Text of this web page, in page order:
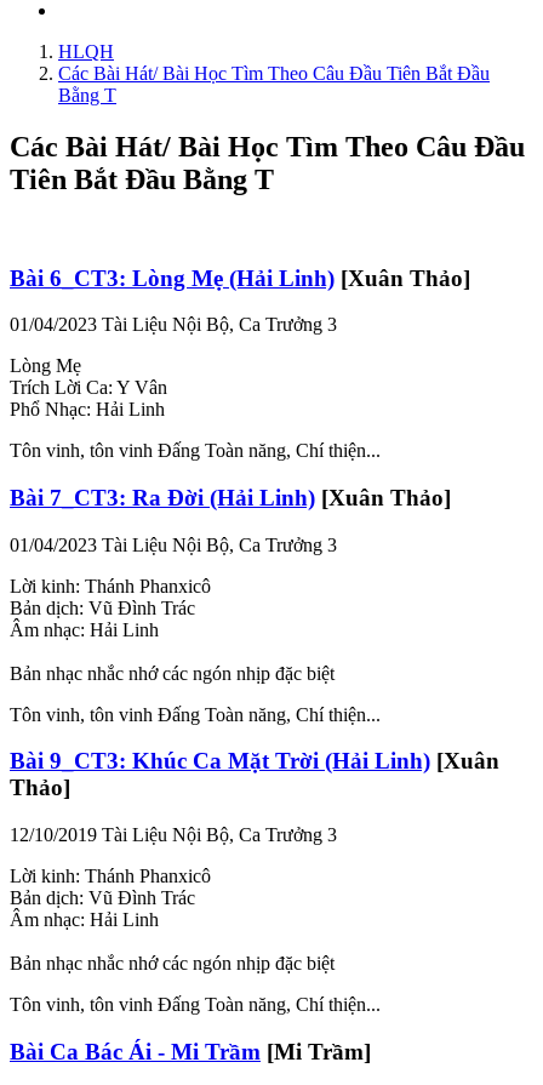
HLQH
Các Bài Hát/ Bài Học Tìm Theo Câu Đầu Tiên Bắt Đầu
Bằng T
Các Bài Hát/ Bài Học Tìm Theo Câu Đầu
Tiên Bắt Đầu Bằng T
Bài 6_CT3: Lòng Mẹ (Hải Linh) [Xuân Thảo]
01/04/2023 Tài Liệu Nội Bộ, Ca Trưởng 3
Lòng Mẹ
Trích Lời Ca: Y Vân
Phổ Nhạc: Hải Linh
Tôn vinh, tôn vinh Đấng Toàn năng, Chí thiện...
Bài 7_CT3: Ra Đời (Hải Linh) [Xuân Thảo]
01/04/2023 Tài Liệu Nội Bộ, Ca Trưởng 3
Lời kinh: Thánh Phanxicô
Bản dịch: Vũ Đình Trác
Âm nhạc: Hải Linh
Bản nhạc nhắc nhớ các ngón nhịp đặc biệt
Tôn vinh, tôn vinh Đấng Toàn năng, Chí thiện...
Bài 9_CT3: Khúc Ca Mặt Trời (Hải Linh) [Xuân
Thảo]
12/10/2019 Tài Liệu Nội Bộ, Ca Trưởng 3
Lời kinh: Thánh Phanxicô
Bản dịch: Vũ Đình Trác
Âm nhạc: Hải Linh
Bản nhạc nhắc nhớ các ngón nhịp đặc biệt
Tôn vinh, tôn vinh Đấng Toàn năng, Chí thiện...
Bài Ca Bác Ái - Mi Trầm [Mi Trầm]